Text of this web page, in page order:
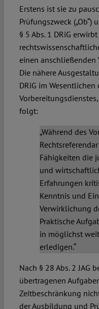
Erstens ist sie zu
Prüfungszweck
§ 5 Abs. 1 DRiG
einen
Die nähere
DRiG im Wesentlichen
folgt:
„Während des
Fähigkeiten die
und
Erfahrungen
Kenntnis und
Verwirklichung
Praktische
in möglichst
erledigen.“
Nach § 28 Abs. 2 JAG
übertragenen
Zeitbeschränkung
der Ausbildung und